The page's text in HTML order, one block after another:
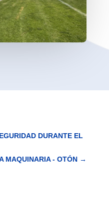
DURANTE EL
MAQUINARIA - OTÓN →